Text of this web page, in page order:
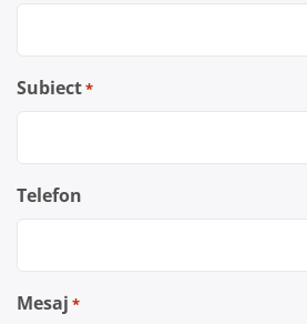
Subiect*
Telefon
Mesaj *